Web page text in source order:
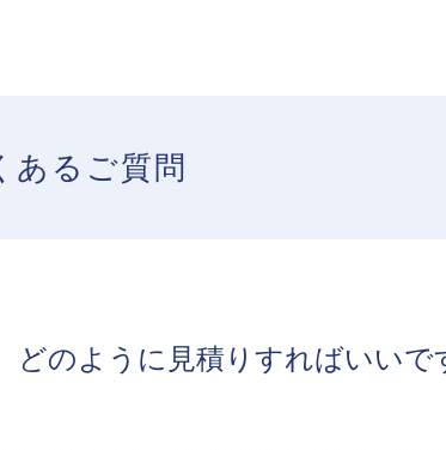
あるご質問
どのように見積りすればいいで